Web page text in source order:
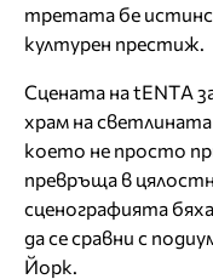
третата бе
културен престиж.
Сцената на tENTА
храм на
което не просто
превръща в
сценографията
да се сравни с
Йорк.